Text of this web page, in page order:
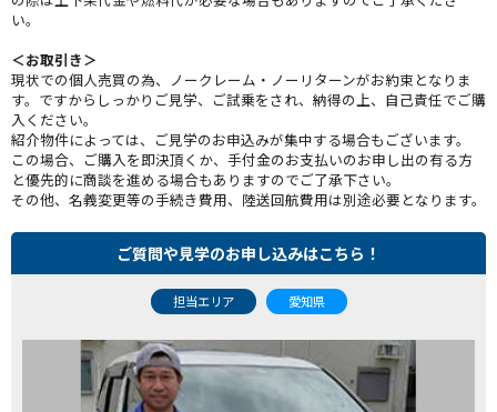
い。
＜お取引き＞
現状での個人売買の為、ノークレーム・ノーリターンがお約束となりま
す。ですからしっかりご見学、ご試乗をされ、納得の上、自己責任でご購
入ください。
紹介物件によっては、ご見学のお申込みが集中する場合もございます。
この場合、ご購入を即決頂くか、手付金のお支払いのお申し出の有る方
と優先的に商談を進める場合もありますのでご了承下さい。
その他、名義変更等の手続き費用、陸送回航費用は別途必要となります。
ご質問や見学のお申し込みはこちら！
担当エリア 愛知県